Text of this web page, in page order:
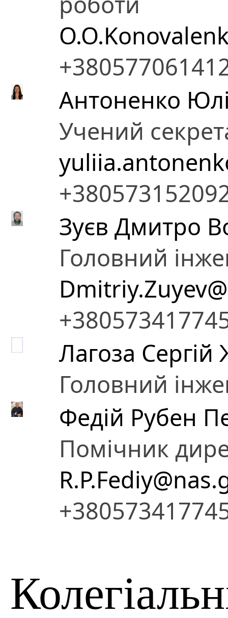
Антоненко
Учений
Зуєв Дмитро
Головний
Лагоза
Головний
Федій Рубен
Помічник